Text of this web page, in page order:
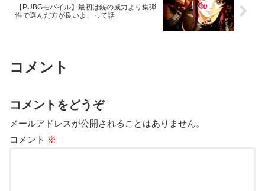
【PUBGモバイル】最初は銃の威力より集弾
性で選んだ方が良いよ、って話
コメント
コメントをどうぞ
メールアドレスが公開されることはありません。
コメント ※